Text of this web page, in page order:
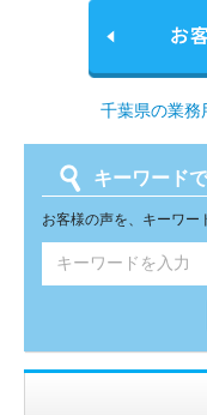
千葉県の業務
キーワード
お客様の声を、キーワー